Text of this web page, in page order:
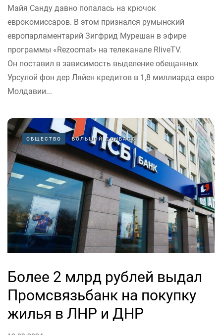
Майя Санду давно попалась на крючок
еврокомиссаров. В этом признался румынский
европарламентарий Зигфрид Мурешан в эфире
программы «Rezoomat» на телеканале RliveTV.
Он поставил в зависимость выделение обещанных
Урсулой фон дер Ляйен кредитов в 1,8 миллиарда евро
Молдавии...
ОБЩЕСТВО БОЛЬШОЙ ДОНБАСС
Более 2 млрд рублей выдал
Промсвязьбанк на покупку
жилья в ЛНР и ДНР